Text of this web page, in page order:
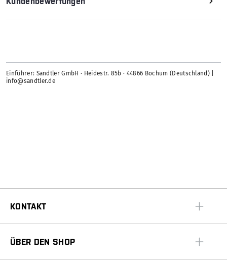
Einführer: Sandtler GmbH · Heidestr. 85b · 44866 Bochum (Deutschland) |
info@sandtler.de
KONTAKT
ÜBER DEN SHOP